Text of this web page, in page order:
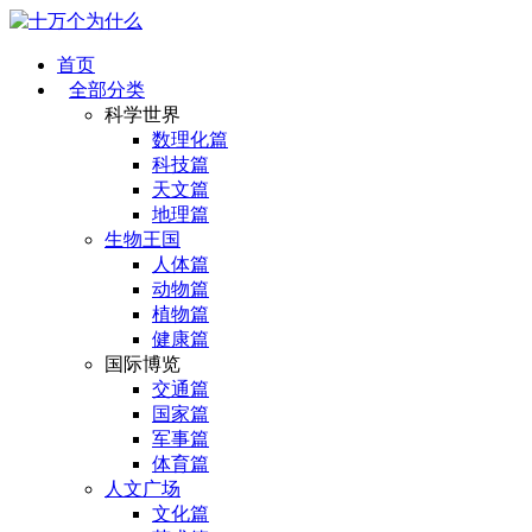
首页
全部分类
科学世界
数理化篇
科技篇
天文篇
地理篇
生物王国
人体篇
动物篇
植物篇
健康篇
国际博览
交通篇
国家篇
军事篇
体育篇
人文广场
文化篇